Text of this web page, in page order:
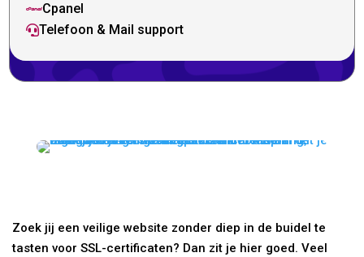
Cpanel
Telefoon & Mail support
Zoek jij een veilige website zonder diep in de buidel te
tasten voor SSL-certificaten? Dan zit je hier goed. Veel